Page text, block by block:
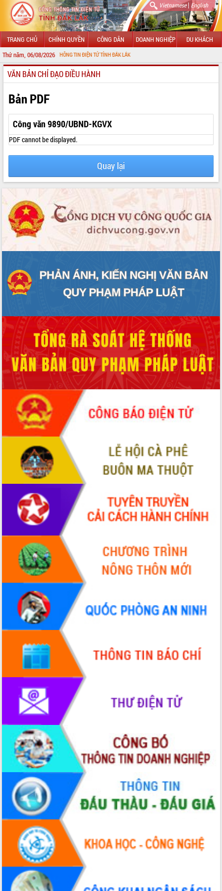
Vietnamese| English
TRANG CHỦ CHÍNH QUYỀN CÔNG DÂN DOANH NGHIỆP DU KHÁCH
Thứ năm, 06/08/2026
VỚI CỔNG THÔNG TIN ĐIỆN TỬ TỈNH ĐẮK LẮK
GIỚI THIỆU
LÃNH ĐẠO UBND TỈNH
TIN TỨC SỰ KIỆN
SỞ, BAN, NGÀNH
UBND CÁC XÃ, PHƯỜNG
THÔNG TIN CHỈ ĐẠO ĐIỀU HÀNH
VĂN BẢN HĐND TỈNH
ĐIỂM TIN VĂN BẢN
VIDEO
Không có file video nào để phát.
ALBUM ẢNH
LIÊN KẾT WEB
VĂN BẢN CHỈ ĐẠO ĐIỀU HÀNH
Bản PDF
Công văn 9890/UBND-KGVX
PDF cannot be displayed.
Quay lại